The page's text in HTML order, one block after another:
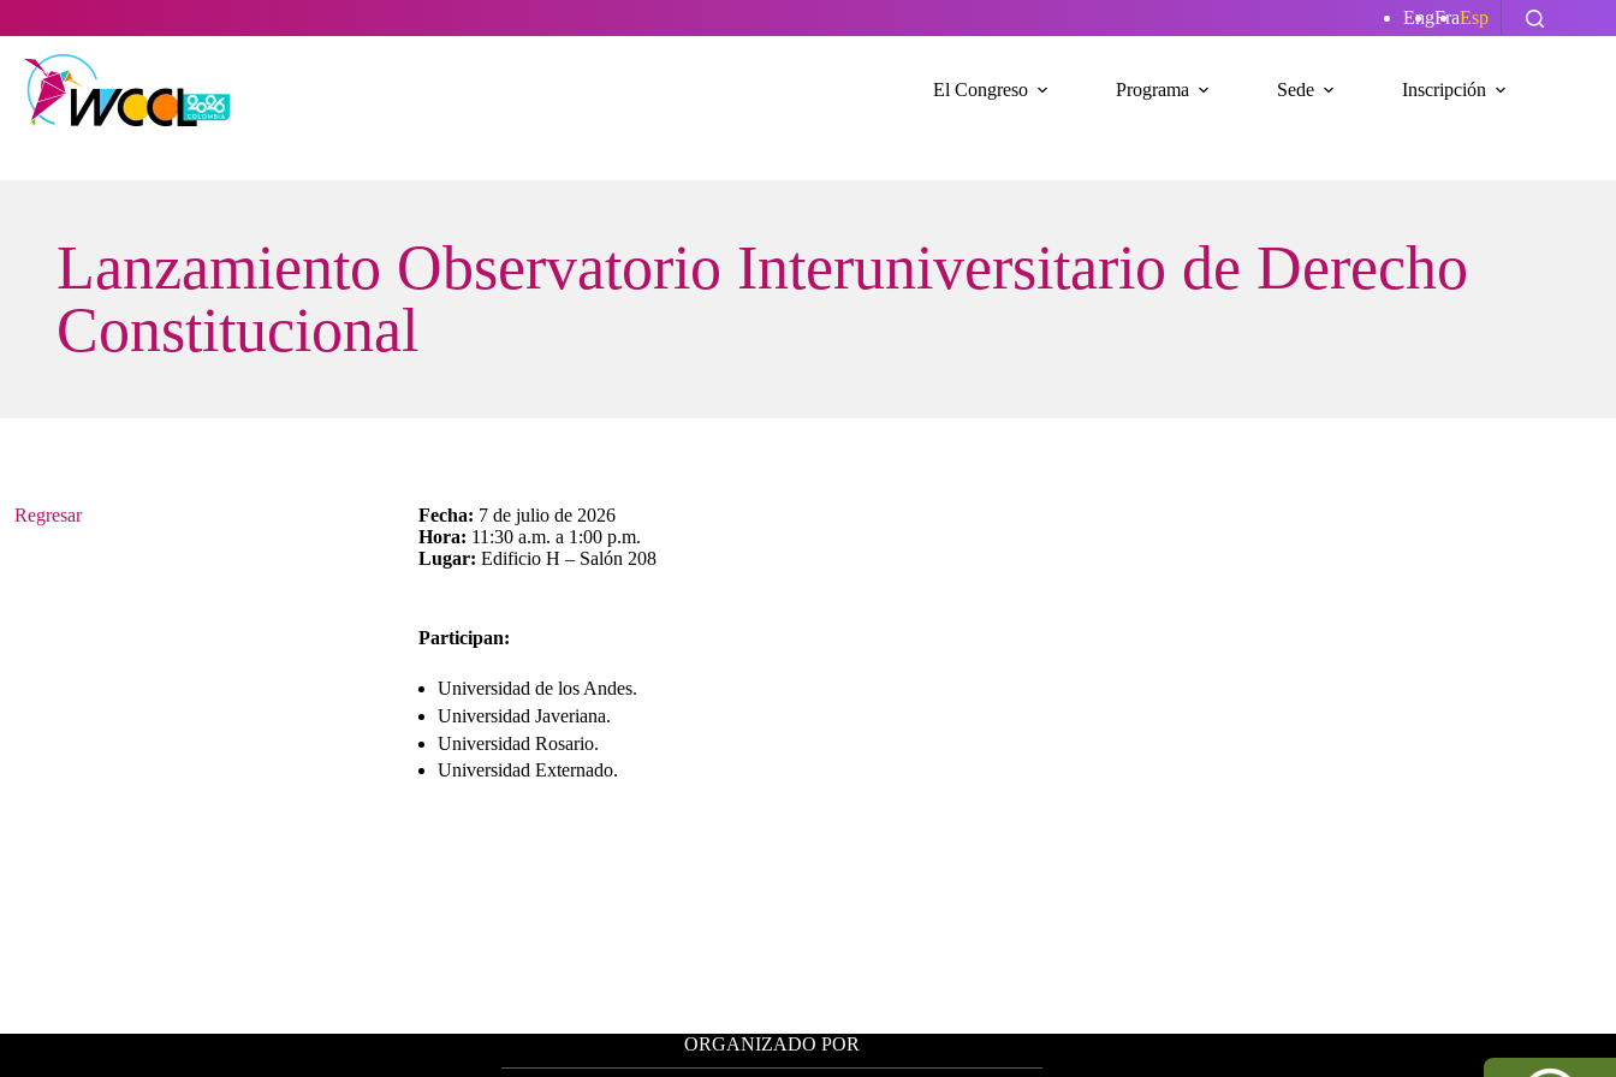
contenido
EngFraEsp
El Congreso Programa Sede Inscripción
Lanzamiento Observatorio Interuniversitario de Derecho
Constitucional
Regresar Fecha: 7 de julio de 2026
Hora: 11:30 a.m. a 1:00 p.m.
Lugar: Edificio H – Salón 208
Participan:
Universidad de los Andes.
Universidad Javeriana.
Universidad Rosario.
Universidad Externado.
ORGANIZADO POR